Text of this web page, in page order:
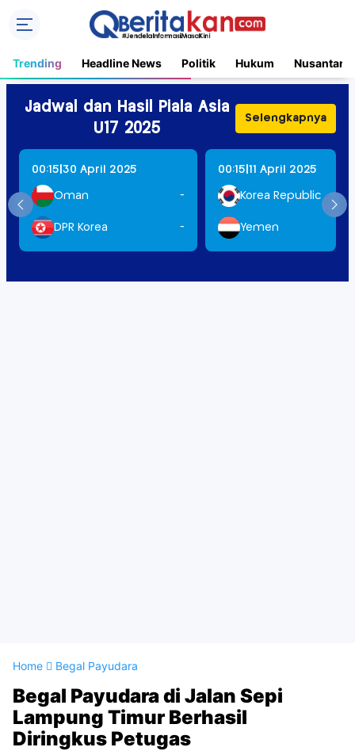
Trending Headline News Politik Hukum Nusantara
Jadwal dan Hasil Piala Asia
U17 2025
Selengkapnya
00:15 30 April 2025
Oman -
DPR Korea -
00:15 11 April 2025
Korea Republic
Yemen
Home Begal Payudara
Begal Payudara di Jalan Sepi
Lampung Timur Berhasil
Diringkus Petugas